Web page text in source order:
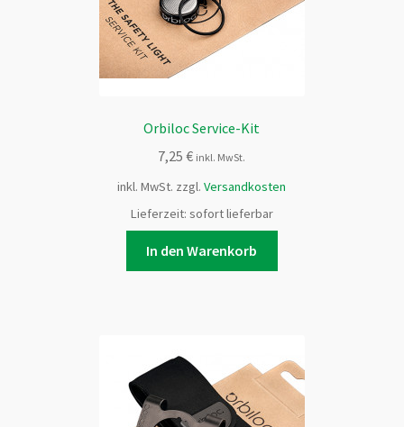
Orbiloc Service-Kit
7,25€ inkl. MwSt.
inkl. MwSt. zzgl.Versandkosten
Lieferzeit: sofort lieferbar
In den Warenkorb